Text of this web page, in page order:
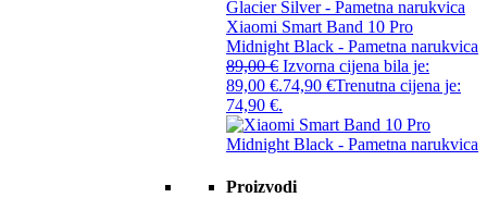
Xiaomi Smart Band 10 Pro
Midnight Black - Pametna narukvica
89,00€ Izvorna cijena bila je:
89,00 €.74,90 €Trenutna cijena je:
74,90 €.
Proizvodi